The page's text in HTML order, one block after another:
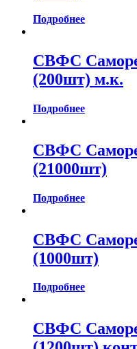
Подробнее
СВФС
(200шт) м.к.
Подробнее
СВФС
(21000шт)
Подробнее
СВФС
(1000шт)
Подробнее
СВФС